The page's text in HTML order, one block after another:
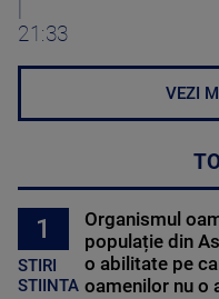
21:33
VEZI
1
STIRI
STIINTA
Organismul
populație din
o abilitate pe
oamenilor nu o